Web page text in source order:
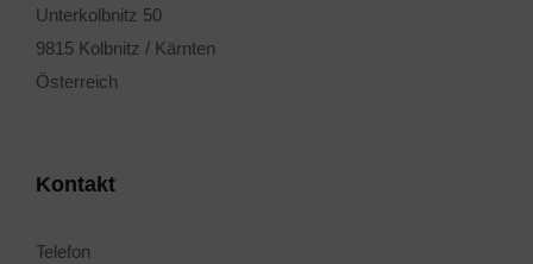
Unterkolbnitz 50
9815 Kolbnitz / Kärnten
Österreich
Kontakt
Telefon